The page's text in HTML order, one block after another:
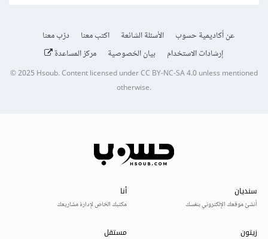
عن أكاديمية حسوب الأسئلة الشائعة اكتب معنا
درّب معنا
إرشادات الاستخدام
بيان الخصوصية مركز المساعدة
© 2025Hsoub.Content licensed underCC BY-NC-SA 4.0unless mentioned
otherwise.